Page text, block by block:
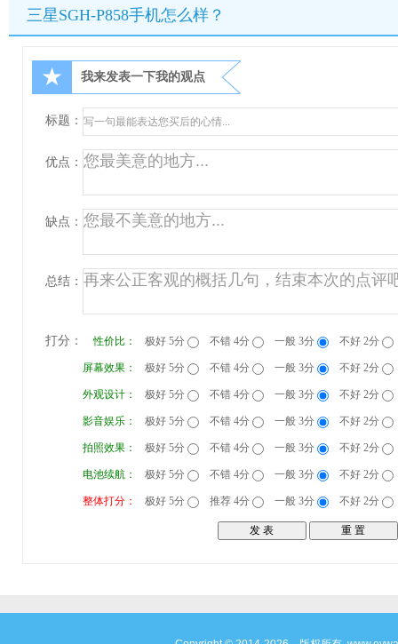
三星SGH-P858手机怎么样？
★ 我来发表一下我的观点
标题：
优点：
缺点：
总结：
打分： 性价比： 极好 5分 不错 4分 一般 3分 不好 2分
屏幕效果： 极好 5分 不错 4分 一般 3分 不好 2分
外观设计： 极好 5分 不错 4分 一般 3分 不好 2分
影音娱乐： 极好 5分 不错 4分 一般 3分 不好 2分
拍照效果： 极好 5分 不错 4分 一般 3分 不好 2分
电池续航： 极好 5分 不错 4分 一般 3分 不好 2分
整体打分： 极好 5分 推荐 4分 一般 3分 不好 2分